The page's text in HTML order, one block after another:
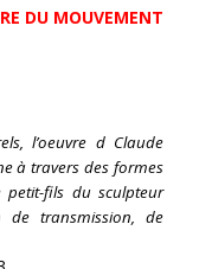
DU MOUVEMENT
l’oeuvre d Claude
à travers des formes
fils du sculpteur
transmission, de